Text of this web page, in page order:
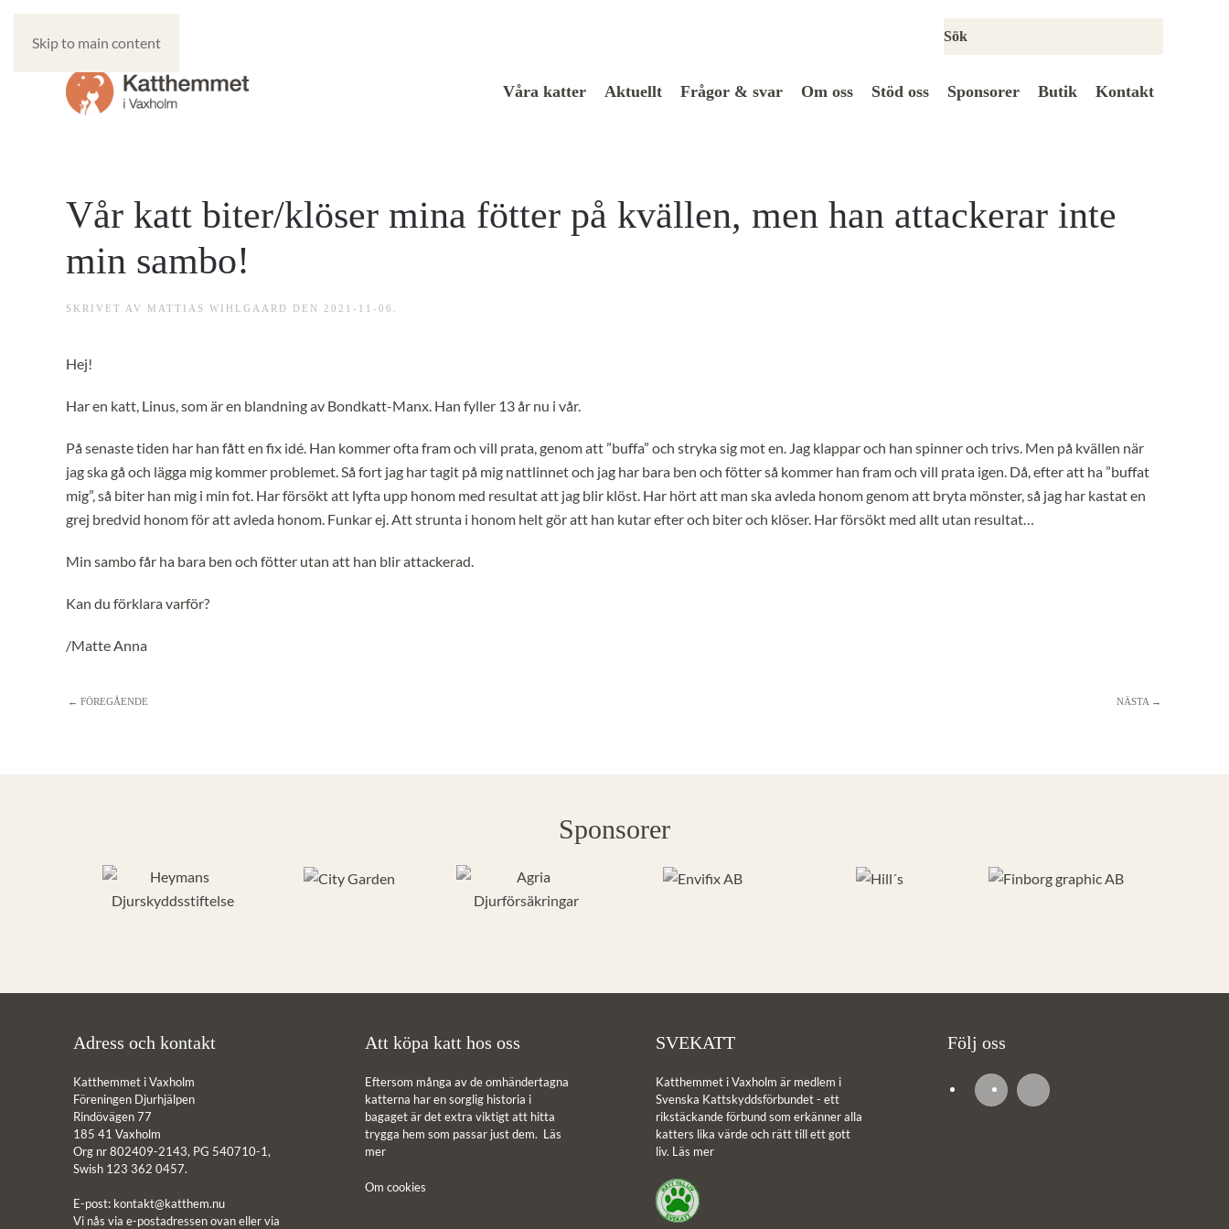
Skip to main content
Våra katter Aktuellt Frågor & svar Om oss Stöd oss Sponsorer Butik Kontakt
Vår katt biter/klöser mina fötter på kvällen, men han attackerar inte
min sambo!
SKRIVET AV MATTIAS WIHLGAARD DEN 2021-11-06
Hej!
Har en katt, Linus, som är en blandning av Bondkatt-Manx. Han fyller 13 år nu i vår.
På senaste tiden har han fått en fix idé. Han kommer ofta fram och vill prata, genom att ”buffa” och stryka sig mot en. Jag klappar och han spinner och trivs. Men på kvällen när
jag ska gå och lägga mig kommer problemet. Så fort jag har tagit på mig nattlinnet och jag har bara ben och fötter så kommer han fram och vill prata igen. Då, efter att ha ”buffat
mig”, så biter han mig i min fot. Har försökt att lyfta upp honom med resultat att jag blir klöst. Har hört att man ska avleda honom genom att bryta mönster, så jag har kastat en
grej bredvid honom för att avleda honom. Funkar ej. Att strunta i honom helt gör att han kutar efter och biter och klöser. Har försökt med allt utan resultat…
Min sambo får ha bara ben och fötter utan att han blir attackerad.
Kan du förklara varför?
/Matte Anna
← FÖREGÅENDE NÄSTA →
Sponsorer
Adress och kontakt
Katthemmet i Vaxholm
Föreningen Djurhjälpen
Rindövägen 77
185 41 Vaxholm
Org nr 802409-2143, PG 540710-1,
Swish 123 362 0457.
E-post: kontakt@katthem.nu
Vi nås via e-postadressen ovan eller via
Att köpa katt hos oss
Eftersom många av de omhändertagna
katterna har en sorglig historia i
bagaget är det extra viktigt att hitta
trygga hem som passar just dem. Läs
mer
Om cookies
SVEKATT
Katthemmet i Vaxholm är medlem i
Svenska Kattskyddsförbundet - ett
rikstäckande förbund som erkänner alla
katters lika värde och rätt till ett gott
liv. Läs mer
Följ oss